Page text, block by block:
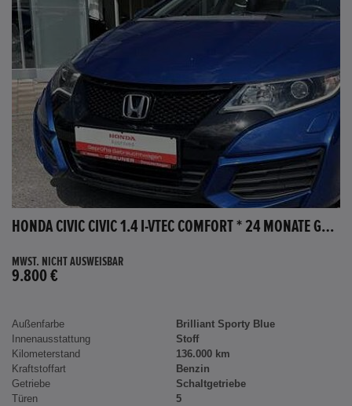
HONDA CIVIC CIVIC 1.4 I-VTEC COMFORT * 24 MONATE GARANTIE *
MWST. NICHT AUSWEISBAR
9.800 €
Außenfarbe
Brilliant Sporty Blue
Innenausstattung
Stoff
Kilometerstand
136.000 km
Kraftstoffart
Benzin
Getriebe
Schaltgetriebe
Türen
5